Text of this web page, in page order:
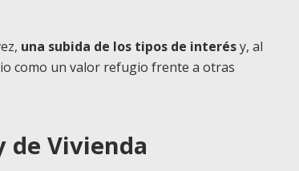
una subida de los tipos de interésy, al
como un valor refugio frente a otras
de Vivienda